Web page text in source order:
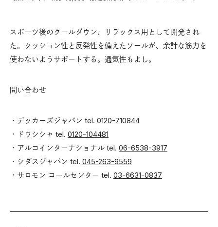
スポーツ後のクールダウン、リラックス用として開発され
た。クッション性と反発性を備えたソールが、余計な筋力を
使わないようサポートする。通気性もよし。
問い合わせ
・デッカーズジャパン tel. 0120-710844
・ドウシシャ tel. 0120-104481
・アルコインターナショナル tel. 06-6538-3917
・シダスジャパン tel. 045-263-9559
・サロモン コールセンター tel. 03-6631-0837